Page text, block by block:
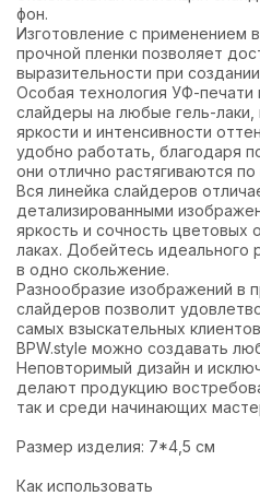
фон.
Изготовление с применением
прочной пленки позволяет
выразительности при
Особая технология УФ-печати
слайдеры на любые гель-лаки,
яркости и интенсивности
удобно работать, благодаря
они отлично растягиваются
Вся линейка слайдеров
детализированными
яркость и сочность цветовых
лаках. Добейтесь идеального
в одно скольжение.
Разнообразие изображений в
слайдеров позволит
самых взыскательных
BPW.style можно создавать
Неповторимый дизайн и
делают продукцию
так и среди начинающих
Размер изделия: 7*4,5 см
Как использовать